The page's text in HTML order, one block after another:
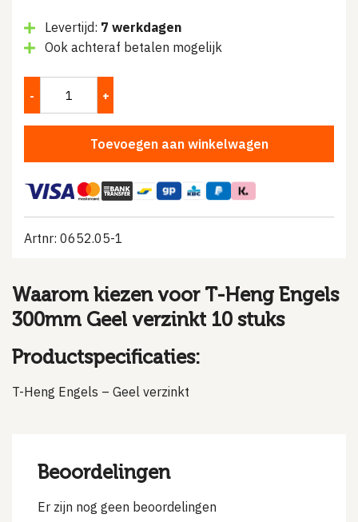
Levertijd: 7 werkdagen
Ook achteraf betalen mogelijk
Toevoegen aan winkelwagen
Artnr: 0652.05-1
Waarom kiezen voor T-Heng Engels
300mm Geel verzinkt 10 stuks
Productspecificaties:
T-Heng Engels – Geel verzinkt
Beoordelingen
Er zijn nog geen beoordelingen